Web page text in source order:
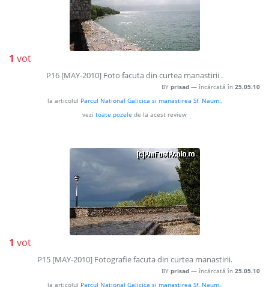
1 vot
P16 [MAY-2010] Foto facuta din curtea manastirii .
BY prisad — încărcată în 25.05.10
la articolul Parcul National Galicica si manastirea Sf. Naum.,
vezi toate pozele de la acest review
1 vot
P15 [MAY-2010] Fotografie facuta din curtea manastirii.
BY prisad — încărcată în 25.05.10
la articolul Parcul National Galicica si manastirea Sf. Naum.,